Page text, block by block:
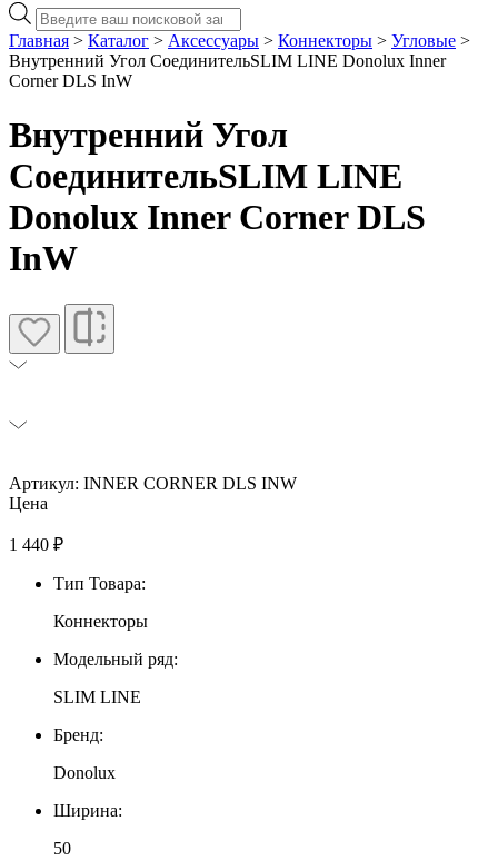
Поиск
товаров
Главная > Каталог > Аксессуары > Коннекторы > Угловые >
Внутренний Угол СоединительSLIM LINE Donolux Inner
Corner DLS InW
Внутренний Угол
СоединительSLIM LINE
Donolux Inner Corner DLS
InW
Артикул: INNER CORNER DLS INW
Цена
1 440 ₽
Тип Товара:
Коннекторы
Модельный ряд:
SLIM LINE
Бренд:
Donolux
Ширина:
50